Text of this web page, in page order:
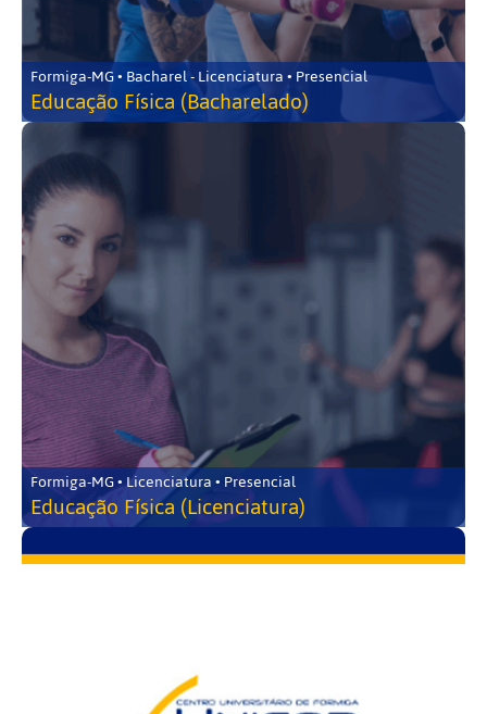
Formiga-MG • Bacharel - Licenciatura • Presencial
Educação Física (Bacharelado)
Formiga-MG • Licenciatura • Presencial
Educação Física (Licenciatura)